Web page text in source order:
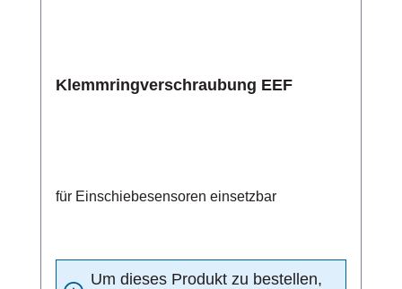
Klemmringverschraubung EEF
für Einschiebesensoren einsetzbar
Um dieses Produkt zu bestellen,